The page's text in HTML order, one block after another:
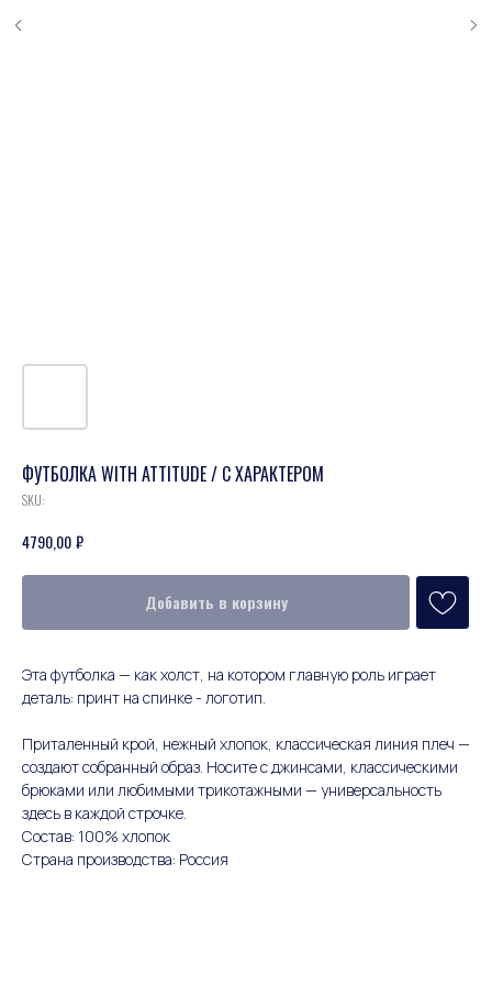
ФУТБОЛКА WITH ATTITUDE / С ХАРАКТЕРОМ
SKU:
4790,00₽
Добавить в корзину
Эта футболка — как холст, на котором главную роль играет
деталь: принт на спинке - логотип.
Приталенный крой, нежный хлопок, классическая линия плеч —
создают собранный образ. Носите с джинсами, классическими
брюками или любимыми трикотажными — универсальность
здесь в каждой строчке.
Состав: 100% хлопок
Страна производства: Россия